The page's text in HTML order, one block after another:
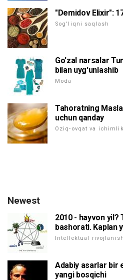
"Demidov Elixir":
Sog'liqni saqlash
Go'zal narsalar
bilan uyg'unlashib
Moda
Tahoratning
uchun qanday
Oziq-ovqat va
Newest
2010 - hayvon
bashorati. Kaplan
Intellektual
Adabiy asarlar bir
yangi bosqichi